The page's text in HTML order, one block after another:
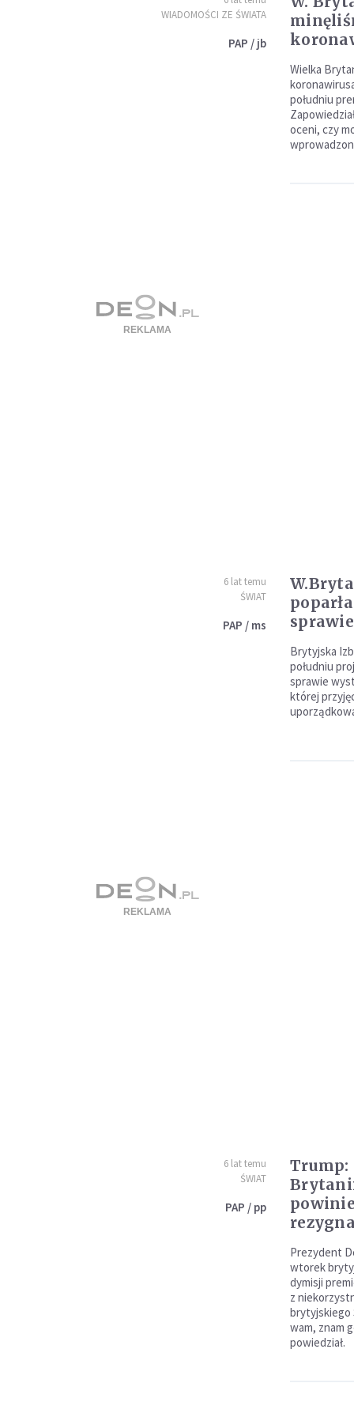
WIADOMOŚCI ZE ŚWIATA
PAP / jb
Wielka
południu
oceni, czy
6 lat temu
ŚWIAT
PAP / ms
Brytyjska
południu
sprawie
której
6 lat temu
ŚWIAT
PAP / pp
Trump:
Prezydent
wtorek
dymisji
z
brytyjskiego
wam, znam
powiedział.